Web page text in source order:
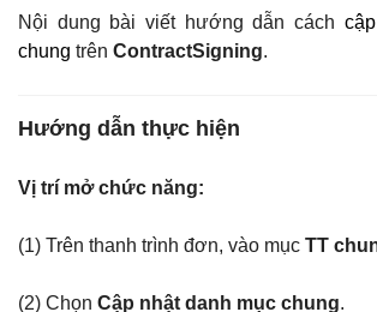
Nội dung bài viết hướng dẫn cách
chung trên ContractSigning.
Hướng dẫn thực hiện
Vị trí mở chức năng:
(1) Trên thanh trình đơn, vào mục TT
(2) Chọn Cập nhật danh mục chung.